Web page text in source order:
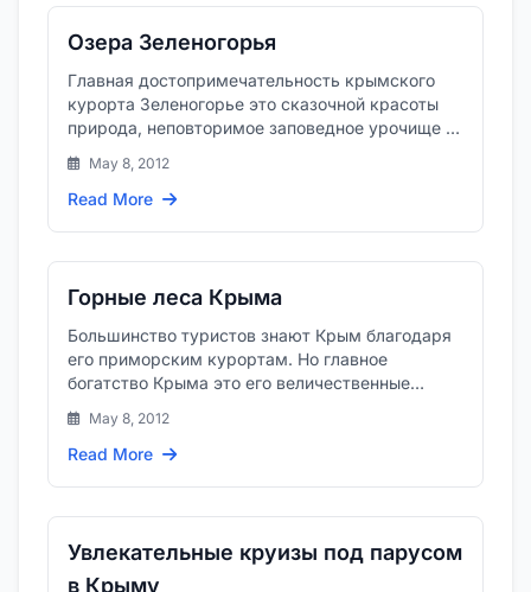
Озера Зеленогорья
Главная достопримечательность крымского
курорта Зеленогорье это сказочной красоты
природа, неповторимое заповедное урочище и
великолепные горные озера...
May 8, 2012
Read More
Горные леса Крыма
Большинство туристов знают Крым благодаря
его приморским курортам. Но главное
богатство Крыма это его величественные
горные леса,
May 8, 2012
Read More
Увлекательные круизы под парусом
в Крыму